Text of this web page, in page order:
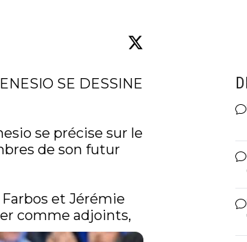
SE DESSINE
se précise sur le
de son futur
et Jérémie
comme adjoints,